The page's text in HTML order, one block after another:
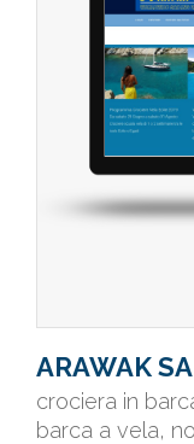
ARAWAK
crociera in
barca a vela,